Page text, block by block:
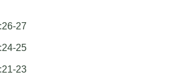
27
25
23